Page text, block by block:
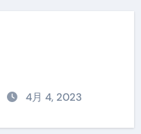
4月 4, 2023